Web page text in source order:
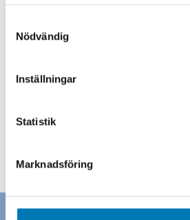
Nödvändig
Inställningar
Statistik
Marknadsföring
förbättringar. Genom att
identifiera möjliga
bidra till en mer hållbar
från genomförande till